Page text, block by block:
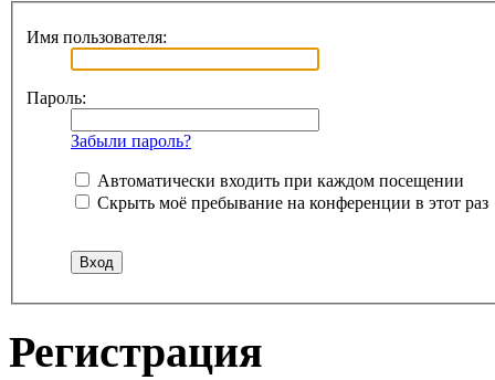
Имя пользователя:
Пароль:
Забыли пароль?
Автоматически входить при каждом посещении
Скрыть моё пребывание на конференции в этот раз
Регистрация